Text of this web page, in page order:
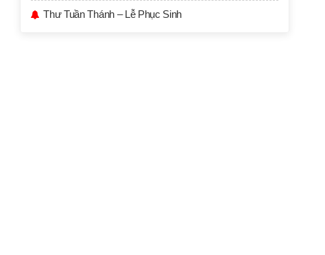
Thư Tuần Thánh – Lễ Phục Sinh